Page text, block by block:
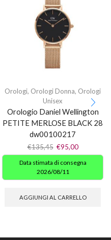
Orologi, Orologi Donna, Orologi
Unisex
Orologio Daniel Wellington
PETITE MERLOSE BLACK 28
dw00100217
€135,45 €95,00
Data stimata di consegna
2026/08/11
AGGIUNGI AL CARRELLO